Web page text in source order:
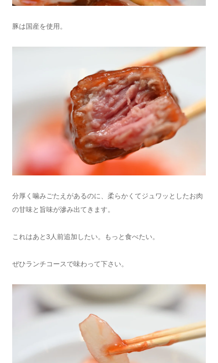
豚は国産を使用。
分厚く噛みごたえがあるのに、柔らかくてジュワッとしたお肉
の甘味と旨味が滲み出てきます。
これはあと3人前追加したい。もっと食べたい。
ぜひランチコースで味わって下さい。